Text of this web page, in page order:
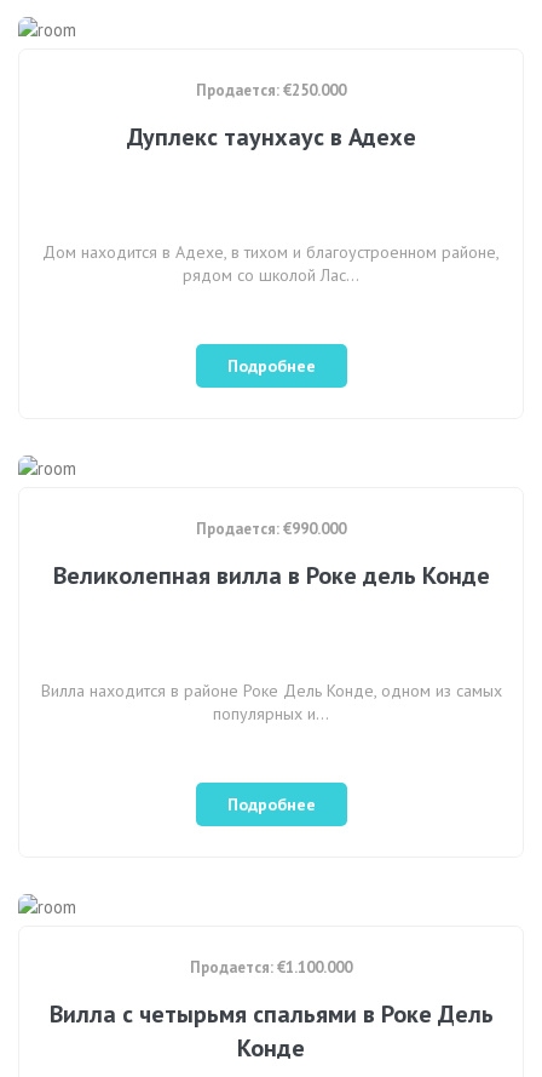
Продается: €250.000
Дуплекс таунхаус в Адехе
Дом находится в Адехе, в тихом и благоустроенном районе,
рядом со школой Лас…
Подробнее
Продается: €990.000
Великолепная вилла в Роке дель Конде
Вилла находится в районе Роке Дель Конде, одном из самых
популярных и…
Подробнее
Продается: €1.100.000
Вилла с четырьмя спальями в Роке Дель
Конде